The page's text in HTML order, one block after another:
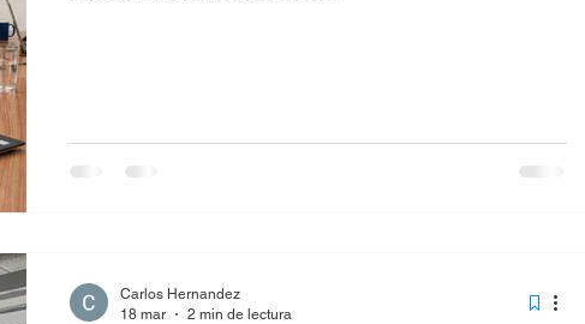
Carlos Hernandez
18 mar
2 min de lectura